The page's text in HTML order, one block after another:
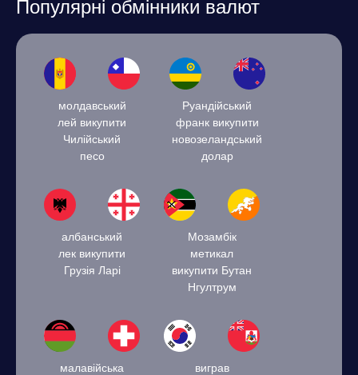
Популярні обмінники валют
молдавський
лей викупити
Чилійський
песо
Руандійський
франк викупити
новозеландський
долар
албанський
лек викупити
Грузія Ларі
Мозамбік
метикал
викупити Бутан
Нгултрум
малавійська
виграв